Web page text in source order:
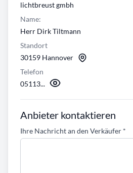
lichtbreust gmbh
Name:
Herr Dirk Tiltmann
Standort
30159 Hannover
Telefon
05113...
Anbieter kontaktieren
Ihre Nachricht an den Verkäufer *